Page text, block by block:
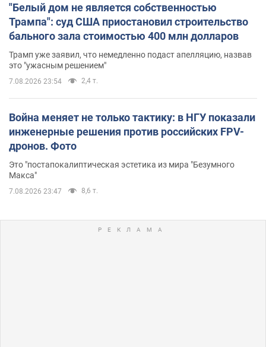
"Белый дом не является собственностью
Трампа": суд США приостановил строительство
бального зала стоимостью 400 млн долларов
Трамп уже заявил, что немедленно подаст апелляцию, назвав
это "ужасным решением"
7.08.2026 23:54 2,4 т.
Война меняет не только тактику: в НГУ показали
инженерные решения против российских FPV-
дронов. Фото
Это "постапокалиптическая эстетика из мира "Безумного
Макса"
7.08.2026 23:47 8,6 т.